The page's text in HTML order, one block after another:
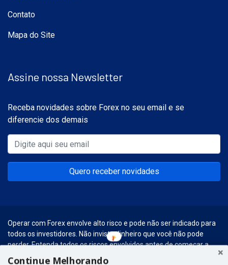
Contato
Mapa do Site
Assine nossa Newsletter
Receba novidades sobre Forex no seu email e se
diferencie dos demais
Quero receber novidades
Operar com Forex envolve alto risco e pode não ser indicado para
todos os investidores. Não invista dinheiro que você não pode
perder. Entenda todos os riscos envolvidos antes de começar a
realizar esse tipo de investimentos.
Continue Melhorando